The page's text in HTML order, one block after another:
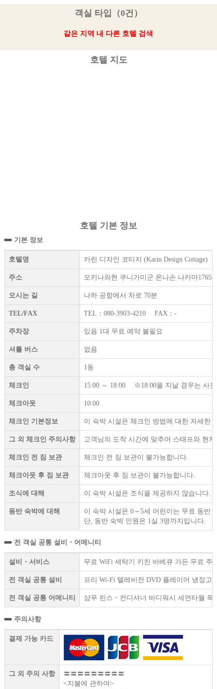
객실 타입（0건）
같은 지역 내 다른 호텔 검색
호텔 지도
호텔 기본 정보
기본 정보
호텔명 카린 디자인 코티지 (Karin Design Cottage)
주소 오키나와현 쿠니가미군 온나손 나카마1765-
오시는 길 나하 공항에서 차로 70분
TEL/FAX TEL：080-3903-4210 FAX：-
주차장 있음 1대 무료 예약 불필요
셔틀 버스 없음
총 객실 수 1동
체크인 15:00 ～ 18:00 ※18:00을 지날 경우는 사
체크아웃 10:00
체크인 기본정보 이 숙박 시설은 체크인 방법에 대한 자세한
그 외 체크인 주의사항 고객님의 도착 시간에 맞추어 스태프와 현
체크인 전 짐 보관 체크인 전 짐 보관이 불가능합니다.
체크아웃 후 짐 보관 체크아웃 후 짐 보관이 불가능합니다.
조식에 대해 이 숙박 시설은 조식을 제공하지 않습니다.
동반 숙박에 대해
이 숙박 시설은 0～5세 어린이는 무료 동반
단, 동반 숙박 인원은 1실 3명까지입니다.
전 객실 공통 설비・어메니티
설비・서비스 무료 WiFi 세탁기 키친 바베큐 가든 무료 주
전 객실 공통 설비 프리 Wi-Fi 텔레비전 DVD 플레이어 냉장고
전 객실 공통 어메니티 샴푸 린스・컨디셔너 바디워시 세면타월
주의사항
결제 가능 카드
그 외 주의 사항
〓〓〓〓〓〓〓〓〓
<지불에 관하여>